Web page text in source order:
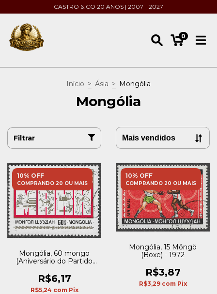
CASTRO & CO 20 ANOS | 2007 - 2027
0
Início > Ásia > Mongólia
Mongólia
Filtrar
10% OFF
COMPRANDO 20 OU MAIS
Mongólia, 60 mongo
(Aniversário do Partido
1981
R$6,17
R$5,24 com Pix
10% OFF
COMPRANDO 20 OU MAIS
Mongólia, 15 Möngö
(Boxe) - 1972
R$3,87
R$3,29 com Pix